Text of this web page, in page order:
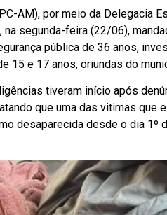
AM), por meio da Delegacia
na segunda-feira (22/06),
pública de 36 anos,
15 e 17 anos, oriundas do
tiveram início após
que uma das vitimas que
desaparecida desde o dia 1º